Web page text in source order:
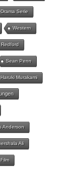
Drama Serie
Western
Redford
Sean Penn
Haruki Murakami
Anderson
Ali